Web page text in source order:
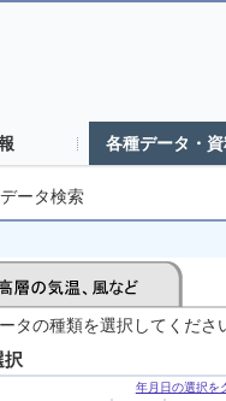
各種データ・
ータ検索
タの種類を選択してくださ
択
年月日の選択を